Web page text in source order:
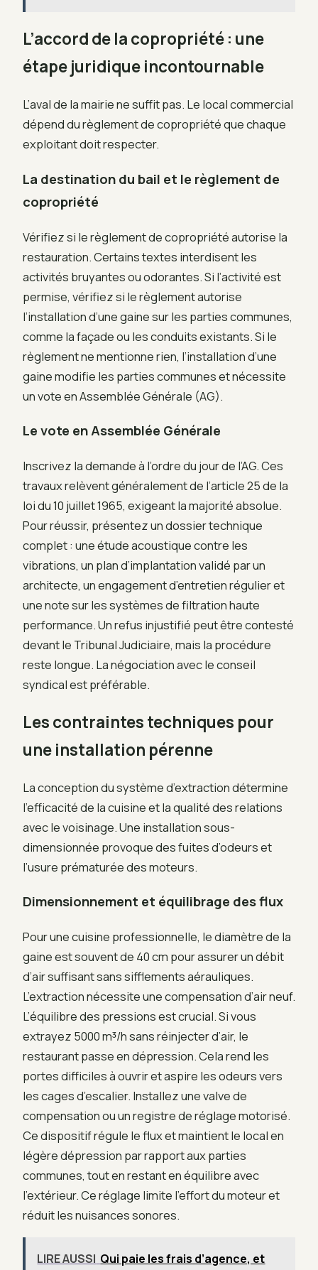
L’accord de la copropriété : une
étape juridique incontournable
L’aval de la mairie ne suffit pas. Le local commercial
dépend du règlement de copropriété que chaque
exploitant doit respecter.
La destination du bail et le règlement de
copropriété
Vérifiez si le règlement de copropriété autorise la
restauration. Certains textes interdisent les
activités bruyantes ou odorantes. Si l’activité est
permise, vérifiez si le règlement autorise
l’installation d’une gaine sur les parties communes,
comme la façade ou les conduits existants. Si le
règlement ne mentionne rien, l’installation d’une
gaine modifie les parties communes et nécessite
un vote en Assemblée Générale (AG).
Le vote en Assemblée Générale
Inscrivez la demande à l’ordre du jour de l’AG. Ces
travaux relèvent généralement de l’article 25 de la
loi du 10 juillet 1965, exigeant la majorité absolue.
Pour réussir, présentez un dossier technique
complet : une étude acoustique contre les
vibrations, un plan d’implantation validé par un
architecte, un engagement d’entretien régulier et
une note sur les systèmes de filtration haute
performance. Un refus injustifié peut être contesté
devant le Tribunal Judiciaire, mais la procédure
reste longue. La négociation avec le conseil
syndical est préférable.
Les contraintes techniques pour
une installation pérenne
La conception du système d’extraction détermine
l’efficacité de la cuisine et la qualité des relations
avec le voisinage. Une installation sous-
dimensionnée provoque des fuites d’odeurs et
l’usure prématurée des moteurs.
Dimensionnement et équilibrage des flux
Pour une cuisine professionnelle, le diamètre de la
gaine est souvent de 40 cm pour assurer un débit
d’air suffisant sans sifflements aérauliques.
L’extraction nécessite une compensation d’air neuf.
L’équilibre des pressions est crucial. Si vous
extrayez 5000 m³/h sans réinjecter d’air, le
restaurant passe en dépression. Cela rend les
portes difficiles à ouvrir et aspire les odeurs vers
les cages d’escalier. Installez une valve de
compensation ou un registre de réglage motorisé.
Ce dispositif régule le flux et maintient le local en
légère dépression par rapport aux parties
communes, tout en restant en équilibre avec
l’extérieur. Ce réglage limite l’effort du moteur et
réduit les nuisances sonores.
LIRE AUSSI Qui paie les frais d’agence, et